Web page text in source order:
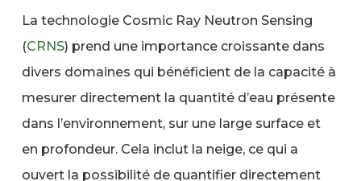
La technologie Cosmic Ray Neutron Sensing
(CRNS) prend une importance croissante dans
divers domaines qui bénéficient de la capacité à
mesurer directement la quantité d’eau présente
dans l’environnement, sur une large surface et
en profondeur. Cela inclut la neige, ce qui a
ouvert la possibilité de quantifier directement